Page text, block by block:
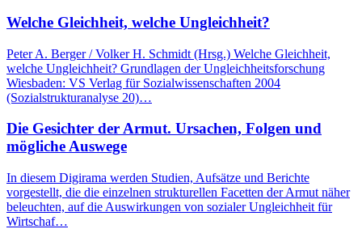
Welche Gleichheit, welche Ungleichheit?
Peter A. Berger / Volker H. Schmidt (Hrsg.) Welche Gleichheit,
welche Ungleichheit? Grundlagen der Ungleichheitsforschung
Wiesbaden: VS Verlag für Sozialwissenschaften 2004
(Sozialstrukturanalyse 20)…
Die Gesichter der Armut. Ursachen, Folgen und
mögliche Auswege
In diesem Digirama werden Studien, Aufsätze und Berichte
vorgestellt, die die einzelnen strukturellen Facetten der Armut näher
beleuchten, auf die Auswirkungen von sozialer Ungleichheit für
Wirtschaf…